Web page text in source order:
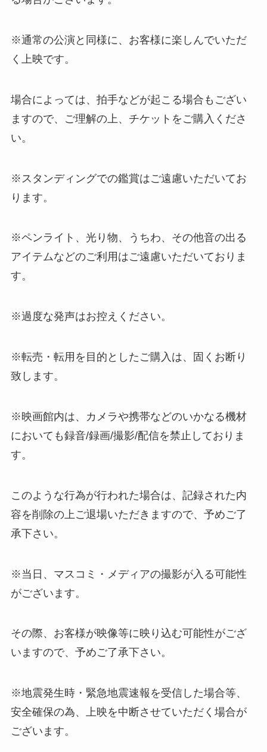
※通常の公演と同様に、お客様に楽しんでいただ
く上映です。
場合によっては、拍手などが起こる場合もござい
ますので、ご理解の上、チケットをご購入くださ
い。
※スタンディングでの鑑賞はご遠慮いただいてお
ります。
※ペンライト、光り物、うちわ、その他音の出る
アイテムなどのご利用はご遠慮いただいておりま
す。
※過度な発声はお控えください。
※転売・転用を目的としたご購入は、固くお断り
致します。
※映画館内は、カメラや携帯などのいかなる機材
においても録音/録画/撮影/配信を禁止しておりま
す。
このような行為が行われた場合は、記録された内
容を削除の上ご退場いただきますので、予めご了
承下さい。
※当日、マスコミ・メディアの撮影が入る可能性
がございます。
その際、お客様が映像等に映り込む可能性がござ
いますので、予めご了承下さい。
※地震発生時・緊急地震速報を受信した場合等、
安全確保の為、上映を中断させていただく場合が
ございます。